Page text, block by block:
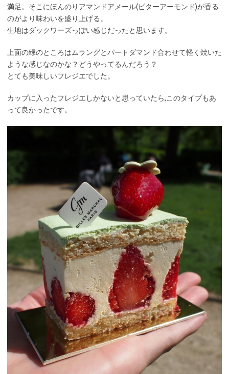
満足。そこにほんのりアマンドアメール(ビターアーモンド)が香る
のがより味わいを盛り上げる。
生地はダックワーズっぽい感じだったと思います。
上面の緑のところはムラングとパートダマンド合わせて軽く焼いた
ような感じなのかな？どうやってるんだろう？
とても美味しいフレジエでした。
カップに入ったフレジエしかないと思っていたら,このタイプもあ
って良かったです。